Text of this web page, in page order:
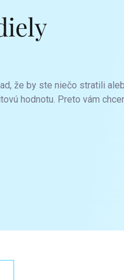
že by ste niečo stratili
hodnotu. Preto vám